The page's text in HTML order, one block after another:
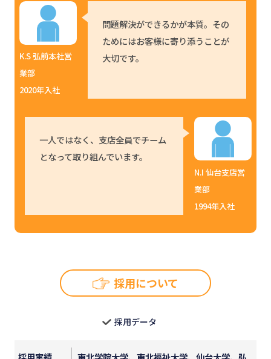
K.S 弘前本社営
業部
2020年入社
問題解決ができるかが本質。その
ためにはお客様に寄り添うことが
大切です。
N.I 仙台支店営
業部
1994年入社
一人ではなく、支店全員でチーム
となって取り組んでいます。
採用について
採用データ